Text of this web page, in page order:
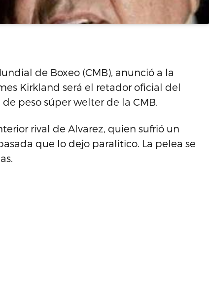
de Boxeo (CMB), anunció a la
Kirkland será el retador oficial del
peso súper welter de la CMB.
rival de Alvarez, quien sufrió un
que lo dejo paralitico. La pelea se